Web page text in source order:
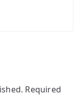
Required